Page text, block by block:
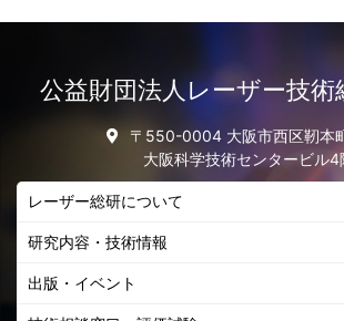
公益財団法人レーザー技術
〒550-0004 大阪市西区靭本
大阪科学技術センタービル4
レーザー総研について
研究内容・技術情報
出版・イベント